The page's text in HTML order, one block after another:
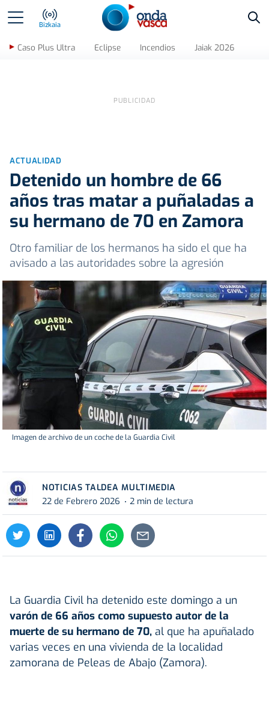
Bizkaia
Caso Plus Ultra Eclipse Incendios Jaiak 2026
ACTUALIDAD
Detenido un hombre de 66
años tras matar a puñaladas a
su hermano de 70 en Zamora
Otro familiar de los hermanos ha sido el que ha
avisado a las autoridades sobre la agresión
Imagen de archivo de un coche de la Guardia Civil
NOTICIAS TALDEA MULTIMEDIA
22 de Febrero 2026
2 min de lectura
La Guardia Civil ha detenido este domingo a un
varón de 66 años como supuesto autor de la
muerte de su hermano de 70, al que ha apuñalado
varias veces en una vivienda de la localidad
zamorana de Peleas de Abajo (Zamora).